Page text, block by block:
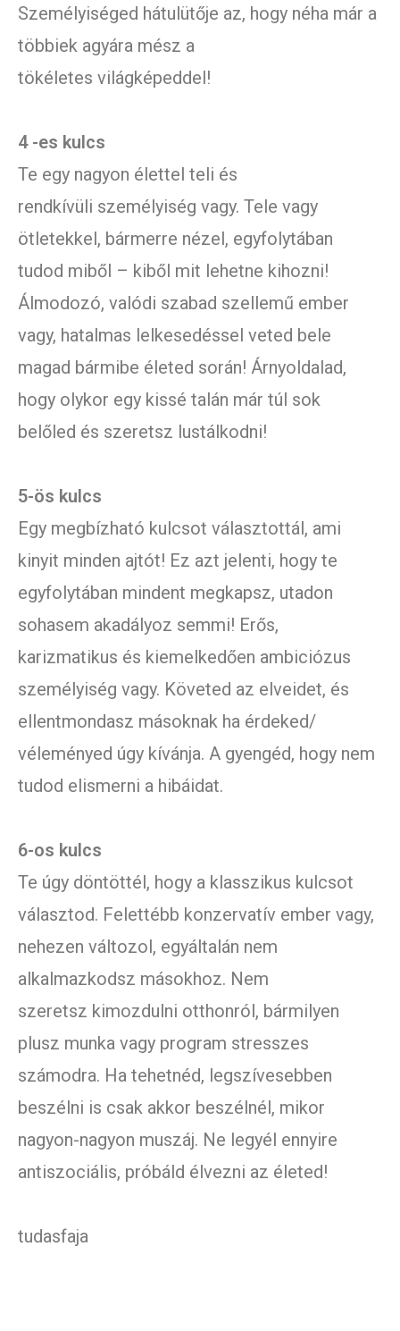
Személyiséged hátulütője az, hogy néha már a
többiek agyára mész a
tökéletes világképeddel!
4 -es kulcs
Te egy nagyon élettel teli és
rendkívüli személyiség vagy. Tele vagy
ötletekkel, bármerre nézel, egyfolytában
tudod miből – kiből mit lehetne kihozni!
Álmodozó, valódi szabad szellemű ember
vagy, hatalmas lelkesedéssel veted bele
magad bármibe életed során! Árnyoldalad,
hogy olykor egy kissé talán már túl sok
belőled és szeretsz lustálkodni!
5-ös kulcs
Egy megbízható kulcsot választottál, ami
kinyit minden ajtót! Ez azt jelenti, hogy te
egyfolytában mindent megkapsz, utadon
sohasem akadályoz semmi! Erős,
karizmatikus és kiemelkedően ambiciózus
személyiség vagy. Követed az elveidet, és
ellentmondasz másoknak ha érdeked/
véleményed úgy kívánja. A gyengéd, hogy nem
tudod elismerni a hibáidat.
6-os kulcs
Te úgy döntöttél, hogy a klasszikus kulcsot
választod. Felettébb konzervatív ember vagy,
nehezen változol, egyáltalán nem
alkalmazkodsz másokhoz. Nem
szeretsz kimozdulni otthonról, bármilyen
plusz munka vagy program stresszes
számodra. Ha tehetnéd, legszívesebben
beszélni is csak akkor beszélnél, mikor
nagyon-nagyon muszáj. Ne legyél ennyire
antiszociális, próbáld élvezni az életed!
tudasfaja